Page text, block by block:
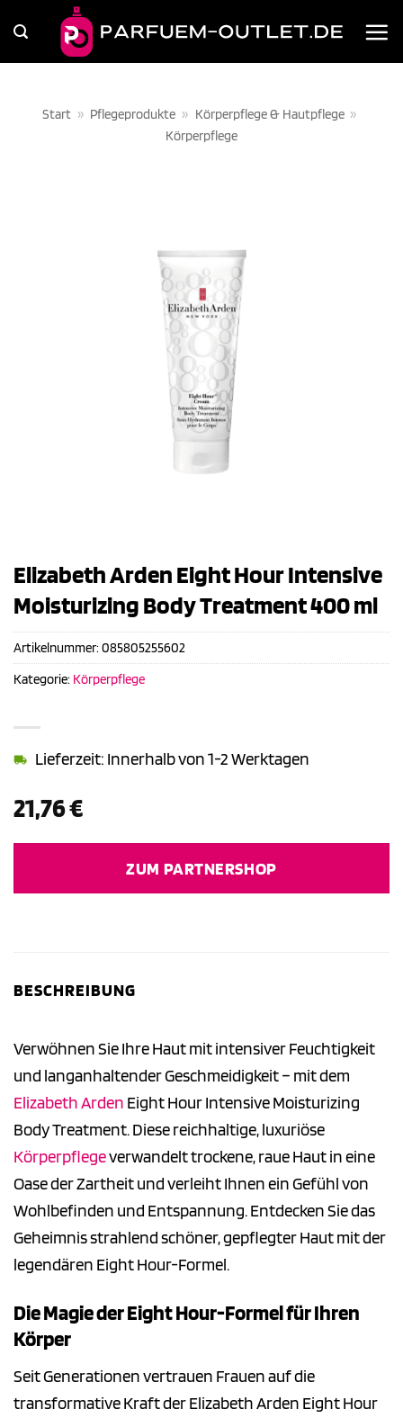
Inhalt
springen
Start » Pflegeprodukte » Körperpflege & Hautpflege »
Körperpflege
Elizabeth Arden Eight Hour Intensive
Moisturizing Body Treatment 400 ml
21,76€
Lieferzeit: Innerhalb von 1-2 Werktagen
ZUM PARTNERSHOP
Artikelnummer: 085805255602
Kategorie: Körperpflege
BESCHREIBUNG
Verwöhnen Sie Ihre Haut mit intensiver Feuchtigkeit
und langanhaltender Geschmeidigkeit – mit dem
Elizabeth Arden Eight Hour Intensive Moisturizing
Body Treatment. Diese reichhaltige, luxuriöse
Körperpflegeverwandelt trockene, raue Haut in eine
Oase der Zartheit und verleiht Ihnen ein Gefühl von
Wohlbefinden und Entspannung. Entdecken Sie das
Geheimnis strahlend schöner, gepflegter Haut mit der
legendären Eight Hour-Formel.
Die Magie der Eight Hour-Formel für Ihren
Körper
Seit Generationen vertrauen Frauen auf die
transformative Kraft der Elizabeth Arden Eight Hour